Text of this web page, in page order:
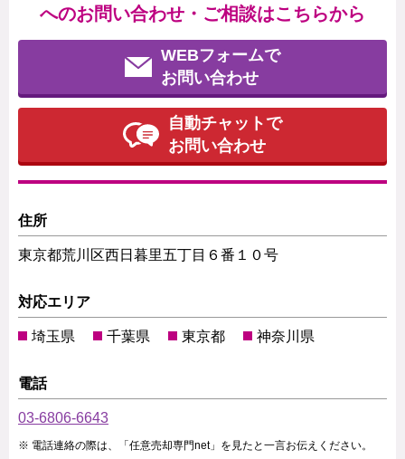
へのお問い合わせ・ご相談はこちらから
WEBフォームで
お問い合わせ
自動チャットで
お問い合わせ
住所
東京都荒川区西日暮里五丁目６番１０号
対応エリア
埼玉県 千葉県 東京都 神奈川県
電話
03-6806-6643
電話連絡の際は、「任意売却専門net」を見たと一言お伝えください。